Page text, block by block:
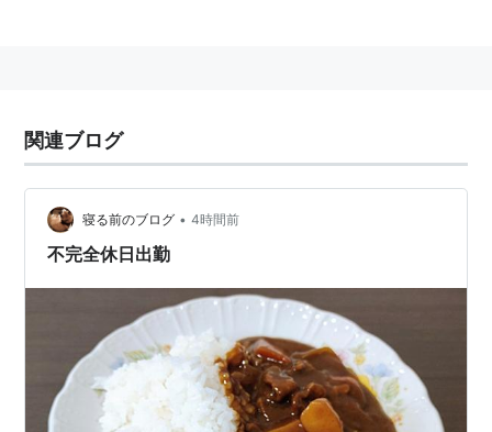
関連ブログ
寝る前のブログ • 4時間前
不完全休日出勤